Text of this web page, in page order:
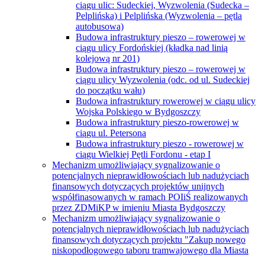
ciągu ulic: Sudeckiej, Wyzwolenia (Sudecka –
Pelplińska) i Pelplińska (Wyzwolenia – pętla
autobusowa)
Budowa infrastruktury pieszo – rowerowej w
ciągu ulicy Fordońskiej (kładka nad linią
kolejową nr 201)
Budowa infrastruktury pieszo – rowerowej w
ciągu ulicy Wyzwolenia (odc. od ul. Sudeckiej
do początku wału)
Budowa infrastruktury rowerowej w ciągu ulicy
Wojska Polskiego w Bydgoszczy
Budowa infrastruktury pieszo-rowerowej w
ciągu ul. Petersona
Budowa infrastruktury pieszo - rowerowej w
ciągu Wielkiej Pętli Fordonu - etap I
Mechanizm umożliwiający sygnalizowanie o
potencjalnych nieprawidłowościach lub nadużyciach
finansowych dotyczących projektów unijnych
współfinasowanych w ramach POIiŚ realizowanych
przez ZDMiKP w imieniu Miasta Bydgoszczy
Mechanizm umożliwiający sygnalizowanie o
potencjalnych nieprawidłowościach lub nadużyciach
finansowych dotyczących projektu "Zakup nowego
niskopodłogowego taboru tramwajowego dla Miasta